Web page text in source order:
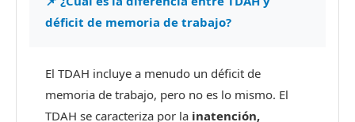
déficit de memoria de trabajo?
El TDAH incluye a menudo un déficit de
memoria de trabajo, pero no es lo mismo. El
TDAH se caracteriza por la inatención,